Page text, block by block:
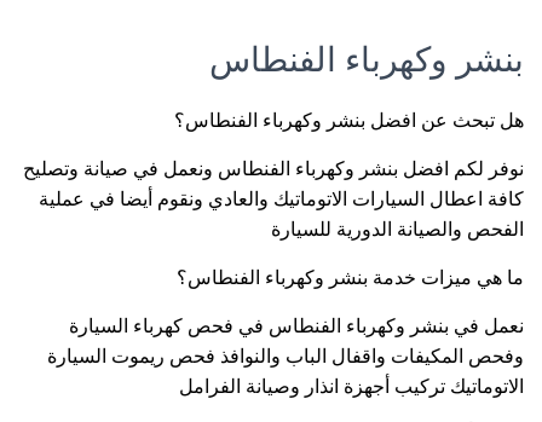
بنشر وكهرباء الفنطاس
هل تبحث عن افضل بنشر وكهرباء الفنطاس؟
نوفر لكم افضل بنشر وكهرباء الفنطاس ونعمل في صيانة وتصليح
كافة اعطال السيارات الاتوماتيك والعادي ونقوم أيضا في عملية
الفحص والصيانة الدورية للسيارة
ما هي ميزات خدمة بنشر وكهرباء الفنطاس؟
نعمل في بنشر وكهرباء الفنطاس في فحص كهرباء السيارة
وفحص المكيفات واقفال الباب والنوافذ فحص ريموت السيارة
الاتوماتيك تركيب أجهزة انذار وصيانة الفرامل